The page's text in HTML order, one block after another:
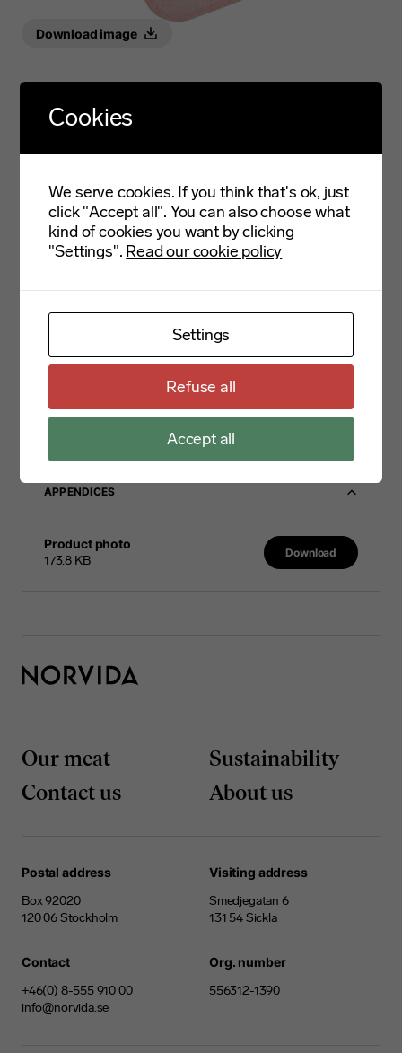
Download image
En pluma sitter längst fram ovanpå på grisens kotlettrad.
allra mest uppskattade styckdetaljerna. Kanske inte så
konstigt att pluman också brukar bli väldigt omtyckt.
Köttkulturs pluma är Bellota-klassad, vilket innebär att
grisarna har gått ute och betat hela sitt liv. Djuren måste
också ha ätit ekollon (bellota på spanska) under slutet av
smakton.
PRODUCTFACT
NUTRITION
APPENDICES
Product photo
173.8 KB
Download
Our meat
Sustainability
Contact us
About us
Postal address
Box 92020
120 06 Stockholm
Visiting address
Smedjegatan 6
131 54 Sickla
Contact
+46(0) 8-555 910 00
info@norvida.se
Org. number
556312-1390
Cookies
We serve cookies. If you think that's ok, just
click "Accept all". You can also choose what
kind of cookies you want by clicking
"Settings". Read our cookie policy
Settings
Refuse all
Accept all